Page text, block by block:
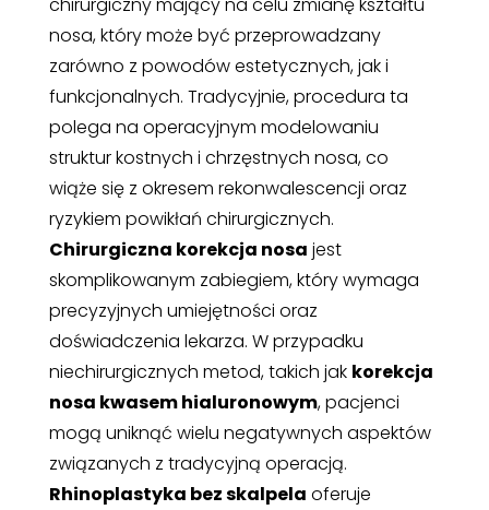
nosa, który może być przeprowadzany
zarówno z powodów estetycznych, jak i
funkcjonalnych. Tradycyjnie, procedura ta
polega na operacyjnym modelowaniu
struktur kostnych i chrzęstnych nosa, co
wiąże się z okresem rekonwalescencji oraz
ryzykiem powikłań chirurgicznych.
Chirurgiczna korekcja nosa jest
skomplikowanym zabiegiem, który wymaga
precyzyjnych umiejętności oraz
doświadczenia lekarza. W przypadku
niechirurgicznych metod, takich jak korekcja
nosa kwasem hialuronowym, pacjenci
mogą uniknąć wielu negatywnych aspektów
związanych z tradycyjną operacją.
Rhinoplastyka bez skalpela oferuje